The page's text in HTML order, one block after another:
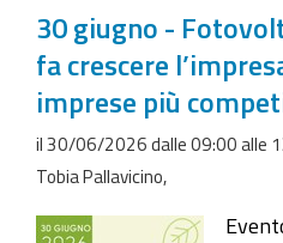
30 giugno -
fa crescere
imprese più
il 30/06/2026 dalle 09:00 alle
Tobia Pallavicino,